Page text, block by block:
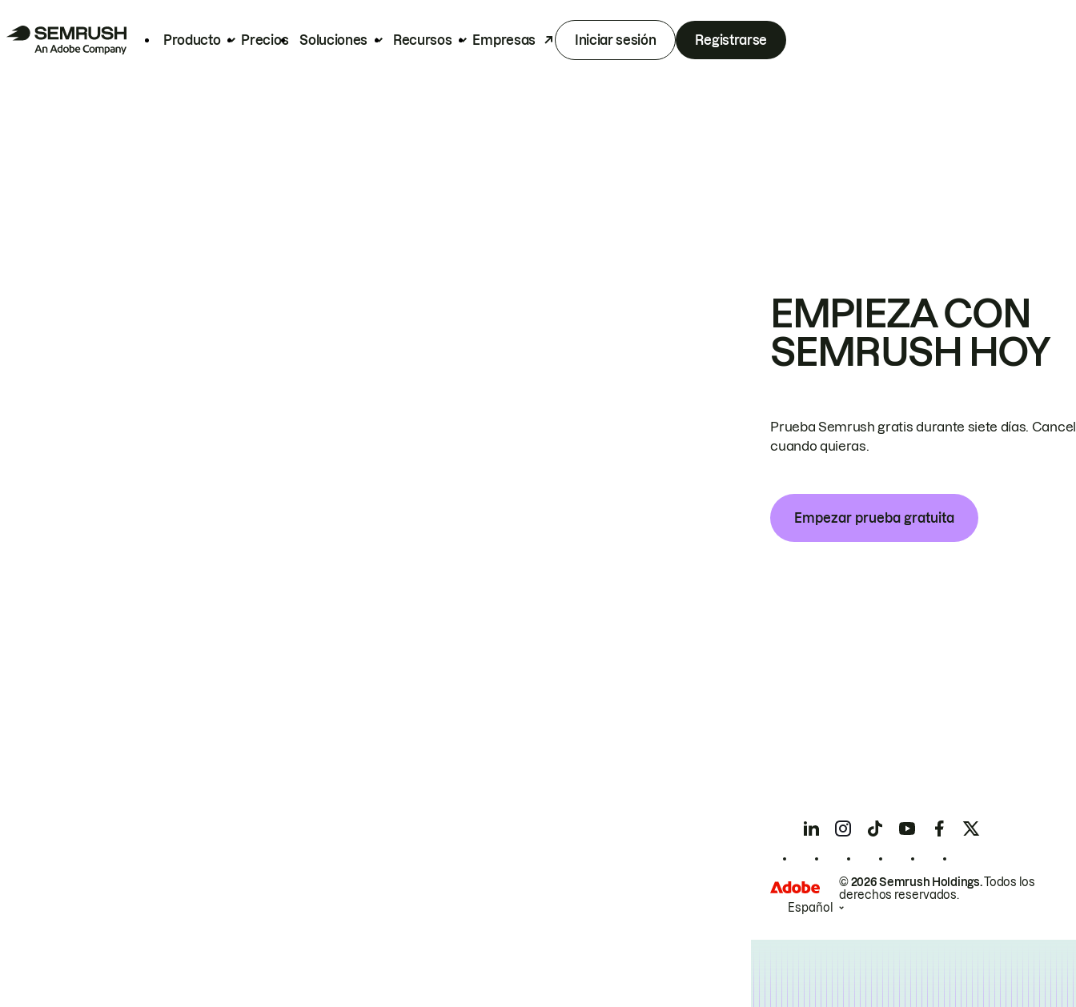
Producto Precios Soluciones Recursos Empresas Iniciar sesión Registrarse
EMPIEZA CON
SEMRUSH HOY
Prueba Semrush gratis durante siete días.
cuando quieras.
Empezar prueba gratuita
© 2026 Semrush Holdings.Todos los
derechos reservados.
Español